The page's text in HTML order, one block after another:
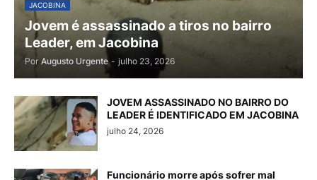
JACOBINA
Jovem é assassinado a tiros no bairro
Leader, em Jacobina
Por Augusto Urgente - julho 23, 2026
JOVEM ASSASSINADO NO BAIRRO DO
LEADER É IDENTIFICADO EM JACOBINA
julho 24, 2026
Funcionário morre após sofrer mal